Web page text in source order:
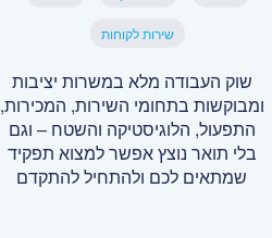
שירות לקוחות
שוק העבודה מלא במשרות יציבות
ומבוקשות בתחומי השירות, המכירות,
התפעול, הלוגיסטיקה והשטח – וגם
בלי תואר נוצץ אפשר למצוא תפקיד
שמתאים לכם ולהתחיל להתקדם